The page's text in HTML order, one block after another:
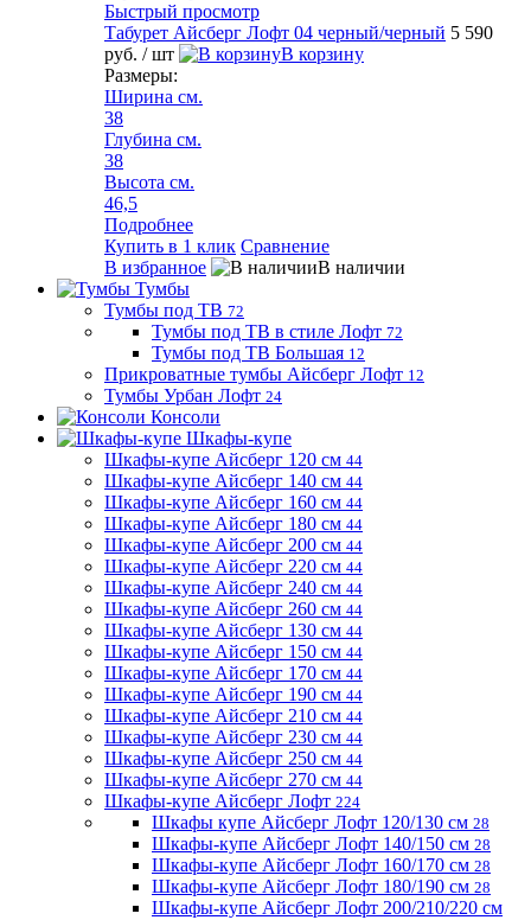
Быстрый просмотр
Табурет Айсберг Лофт 04 черный/черный 5 590
руб. / шт
В корзину
Размеры:
Ширина см.
38
Глубина см.
38
Высота см.
46,5
Подробнее
Купить в 1 клик Сравнение
В избранное
В наличии
Тумбы
Тумбы под ТВ 72
Тумбы под ТВ в стиле Лофт 72
Тумбы под ТВ Большая 12
Прикроватные тумбы Айсберг Лофт 12
Тумбы Урбан Лофт 24
Консоли
Шкафы-купе
Шкафы-купе Айсберг 120 см 44
Шкафы-купе Айсберг 140 см 44
Шкафы-купе Айсберг 160 см 44
Шкафы-купе Айсберг 180 см 44
Шкафы-купе Айсберг 200 см 44
Шкафы-купе Айсберг 220 см 44
Шкафы-купе Айсберг 240 см 44
Шкафы-купе Айсберг 260 см 44
Шкафы-купе Айсберг 130 см 44
Шкафы-купе Айсберг 150 см 44
Шкафы-купе Айсберг 170 см 44
Шкафы-купе Айсберг 190 см 44
Шкафы-купе Айсберг 210 см 44
Шкафы-купе Айсберг 230 см 44
Шкафы-купе Айсберг 250 см 44
Шкафы-купе Айсберг 270 см 44
Шкафы-купе Айсберг Лофт 224
Шкафы купе Айсберг Лофт 120/130 см 28
Шкафы-купе Айсберг Лофт 140/150 см 28
Шкафы-купе Айсберг Лофт 160/170 см 28
Шкафы-купе Айсберг Лофт 180/190 см 28
Шкафы-купе Айсберг Лофт 200/210/220 см